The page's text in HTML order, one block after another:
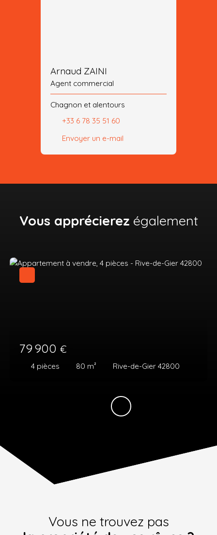
Arnaud ZAINI
Agent commercial
Chagnon et alentours
+33 6 78 35 51 60
Envoyer un e-mail
Vous apprécierez également
79 900 €
4 pièces 80 m² Rive-de-Gier 42800
Vous ne trouvez pas